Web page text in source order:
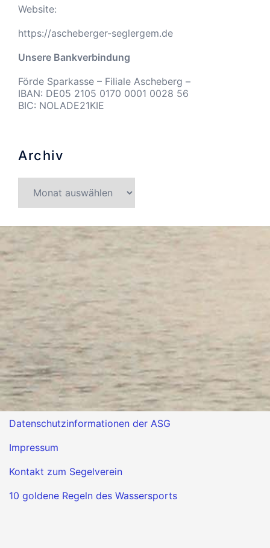
Website:
https://ascheberger-seglergem.de
Unsere Bankverbindung
Förde Sparkasse – Filiale Ascheberg –
IBAN: DE05 2105 0170 0001 0028 56
BIC: NOLADE21KIE
Archiv
Datenschutzinformationen der ASG
Impressum
Kontakt zum Segelverein
10 goldene Regeln des Wassersports